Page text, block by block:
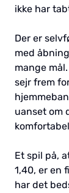
ikke har
Der er
med
mange
sejr frem
uanset om
Et spil på,
1,40, er en
har det